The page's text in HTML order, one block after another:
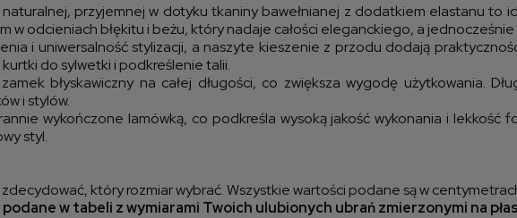
przyjemnej w dotyku tkaniny bawełnianej z dodatkiem elastanu to
w odcieniach błękitu i beżu, który nadaje całości eleganckiego, a
i uniwersalność stylizacji, a naszyte kieszenie z przodu dodają
do sylwetki i podkreślenie talii.
błyskawiczny na całej długości, co zwiększa wygodę użytkowania.
i stylów.
wykończone lamówką, co podkreśla wysoką jakość wykonania i lekkość
styl.
który rozmiar wybrać. Wszystkie wartości podane są w
w tabeli z wymiarami Twoich ulubionych ubrań zmierzonymi na